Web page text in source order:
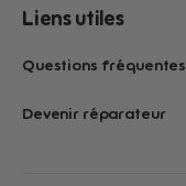
Liens utiles
Questions fréquentes
Devenir réparateur